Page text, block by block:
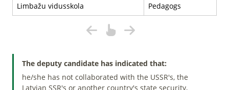
Limbažu vidusskola
Pedagogs
The deputy candidate has indicated that:
he/she has not collaborated with the USSR's, the
Latvian SSR's or another country's state security,